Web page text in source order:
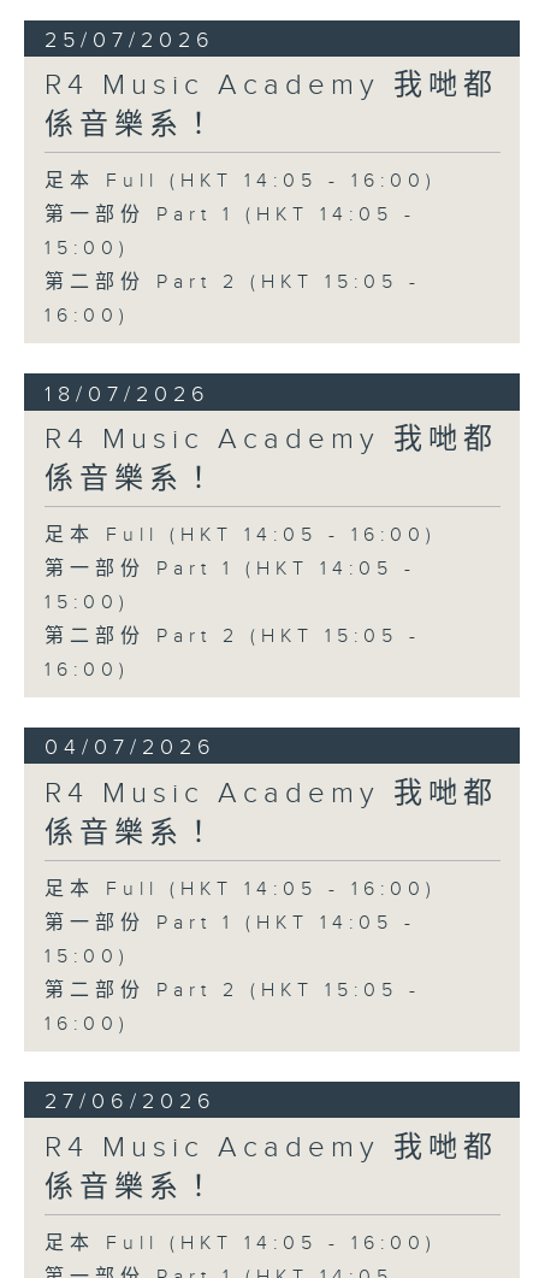
25/07/2026
R4 Music Academy 我哋都
係音樂系！
足本 Full (HKT 14:05 - 16:00)
第一部份 Part 1 (HKT 14:05 -
15:00)
第二部份 Part 2 (HKT 15:05 -
16:00)
18/07/2026
R4 Music Academy 我哋都
係音樂系！
足本 Full (HKT 14:05 - 16:00)
第一部份 Part 1 (HKT 14:05 -
15:00)
第二部份 Part 2 (HKT 15:05 -
16:00)
04/07/2026
R4 Music Academy 我哋都
係音樂系！
足本 Full (HKT 14:05 - 16:00)
第一部份 Part 1 (HKT 14:05 -
15:00)
第二部份 Part 2 (HKT 15:05 -
16:00)
27/06/2026
R4 Music Academy 我哋都
係音樂系！
足本 Full (HKT 14:05 - 16:00)